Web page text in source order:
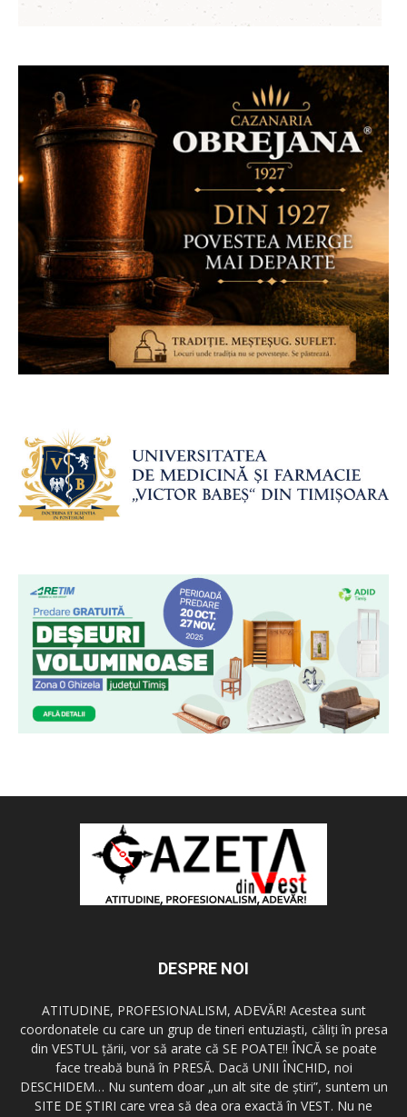
DESPRE NOI
ATITUDINE, PROFESIONALISM, ADEVĂR! Acestea sunt
coordonatele cu care un grup de tineri entuziaşti, căliţi în presa
din VESTUL ţării, vor să arate că SE POATE!! ÎNCĂ se poate
face treabă bună în PRESĂ. Dacă UNII ÎNCHID, noi
DESCHIDEM… Nu suntem doar „un alt site de ştiri”, suntem un
SITE DE ŞTIRI care vrea să dea ora exactă în VEST. Nu ne